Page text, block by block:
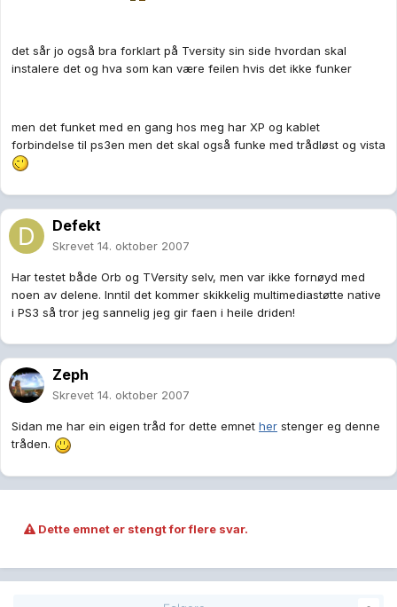
det sår jo også bra forklart på Tversity sin side hvordan skal
instalere det og hva som kan være feilen hvis det ikke funker
men det funket med en gang hos meg har XP og kablet
forbindelse til ps3en men det skal også funke med trådløst og vista
Defekt
Skrevet 14. oktober 2007
Har testet både Orb og TVersity selv, men var ikke fornøyd med
noen av delene. Inntil det kommer skikkelig multimediastøtte native
i PS3 så tror jeg sannelig jeg gir faen i heile driden!
Zeph
Skrevet 14. oktober 2007
Sidan me har ein eigen tråd for dette emnet her stenger eg denne
tråden.
Dette emnet er stengt for flere svar.